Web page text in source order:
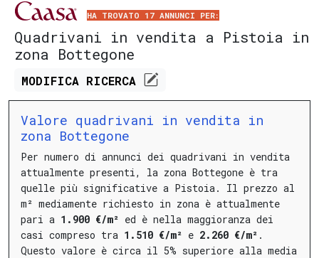
HA TROVATO 17 ANNUNCI PER:
Quadrivani in vendita a Pistoia in
zona Bottegone
MODIFICA RICERCA
Valore quadrivani in vendita in
zona Bottegone
Per numero di annunci dei quadrivani in vendita
attualmente presenti, la zona Bottegone è tra
quelle più significative a Pistoia.
Il prezzo al
m² mediamente richiesto in zona è attualmente
pari a 1.900 €/m² ed è nella maggioranza dei
casi compreso tra 1.510 €/m² e 2.260 €/m² .
Questo valore è circa il 5% superiore alla media